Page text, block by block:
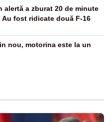
alertă a zburat 20 de minute
fost ridicate două F-16
nou, motorina este la un